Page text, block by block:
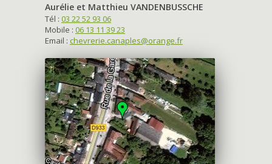
Aurélie et Matthieu VANDENBUSSCHE
Tél : 03 22 52 93 06
Mobile : 06 13 11 39 23
Email : chevrerie.canaples@orange.fr